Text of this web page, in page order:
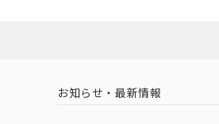
（イギリス
（ノルウェー
お知らせ・最新情報